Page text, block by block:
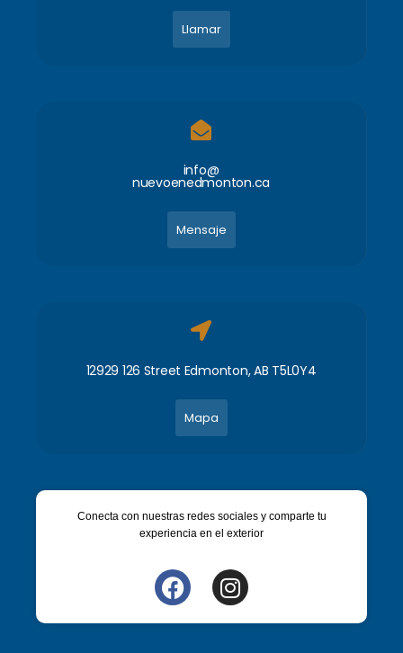
Llamar
info@
nuevoenedmonton.ca
Mensaje
12929 126 Street Edmonton, AB T5L0Y4
Mapa
Conecta con nuestras redes sociales y comparte tu
experiencia en el exterior